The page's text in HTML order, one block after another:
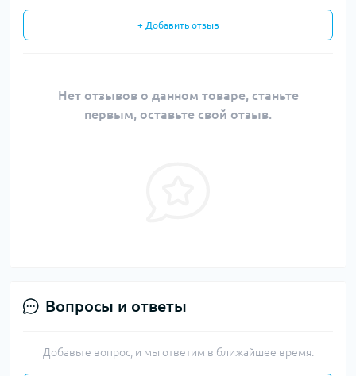
+ Добавить отзыв
Нет отзывов о данном товаре, станьте
первым, оставьте свой отзыв.
Вопросы и ответы
Добавьте вопрос, и мы ответим в ближайшее время.